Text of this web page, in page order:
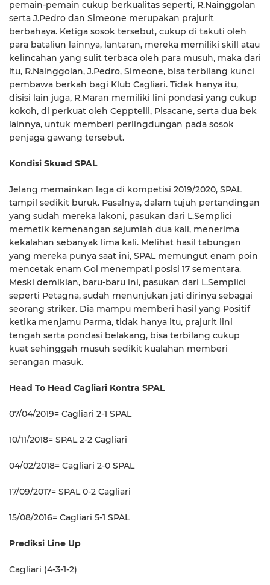
pemain-pemain cukup berkualitas seperti, R.Nainggolan
serta J.Pedro dan Simeone merupakan prajurit
berbahaya. Ketiga sosok tersebut, cukup di takuti oleh
para bataliun lainnya, lantaran, mereka memiliki skill atau
kelincahan yang sulit terbaca oleh para musuh, maka dari
itu, R.Nainggolan, J.Pedro, Simeone, bisa terbilang kunci
pembawa berkah bagi Klub Cagliari. Tidak hanya itu,
disisi lain juga, R.Maran memiliki lini pondasi yang cukup
kokoh, di perkuat oleh Cepptelli, Pisacane, serta dua bek
lainnya, untuk memberi perlingdungan pada sosok
penjaga gawang tersebut.
Kondisi Skuad SPAL
Jelang memainkan laga di kompetisi 2019/2020, SPAL
tampil sedikit buruk. Pasalnya, dalam tujuh pertandingan
yang sudah mereka lakoni, pasukan dari L.Semplici
memetik kemenangan sejumlah dua kali, menerima
kekalahan sebanyak lima kali. Melihat hasil tabungan
yang mereka punya saat ini, SPAL memungut enam poin
mencetak enam Gol menempati posisi 17 sementara.
Meski demikian, baru-baru ini, pasukan dari L.Semplici
seperti Petagna, sudah menunjukan jati dirinya sebagai
seorang striker. Dia mampu memberi hasil yang Positif
ketika menjamu Parma, tidak hanya itu, prajurit lini
tengah serta pondasi belakang, bisa terbilang cukup
kuat sehinggah musuh sedikit kualahan memberi
serangan masuk.
Head To Head Cagliari Kontra SPAL
07/04/2019= Cagliari 2-1 SPAL
10/11/2018= SPAL 2-2 Cagliari
04/02/2018= Cagliari 2-0 SPAL
17/09/2017= SPAL 0-2 Cagliari
15/08/2016= Cagliari 5-1 SPAL
Prediksi Line Up
Cagliari (4-3-1-2)